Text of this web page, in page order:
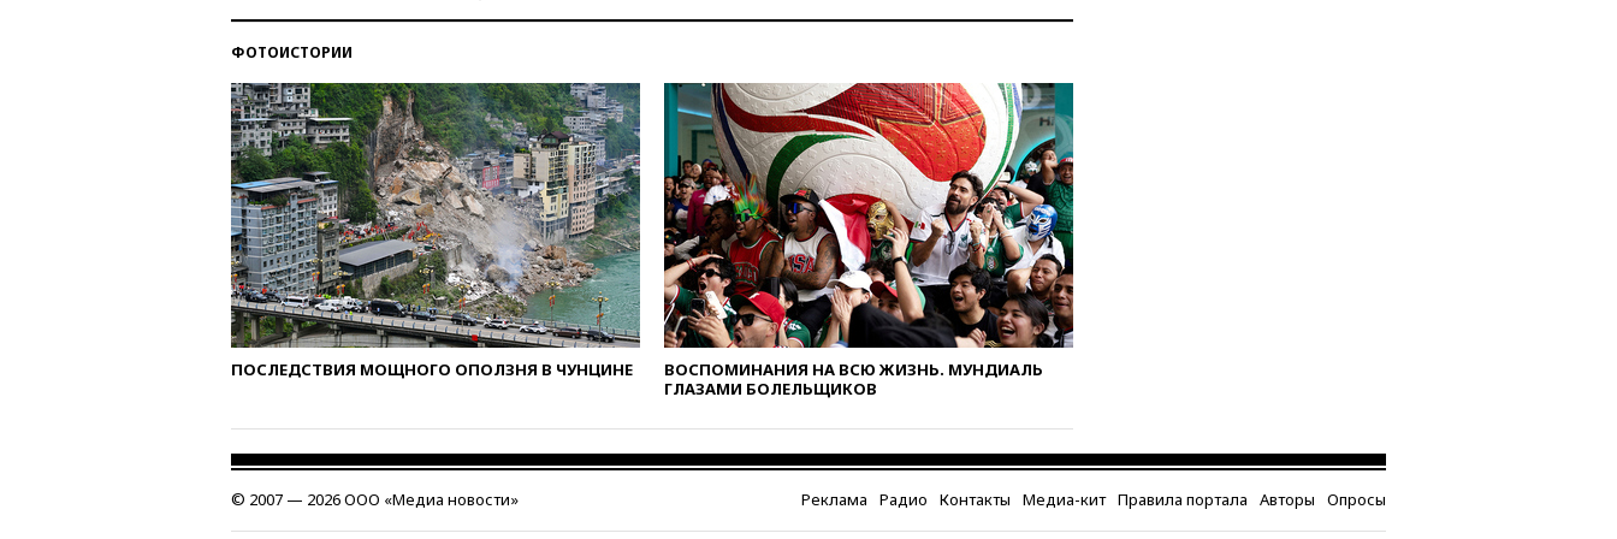
погибли в результате удара
вчера, 18:25Беспилотник
атаковал турецкий сухогруз у
побережья Новороссийска
вчера, 18:18Товарооборот
Китая и России вырос в этом
году более чем на четверть
вчера, 17:55Мужчина получил
ранения при атаке дрона на
Белгородскую область
вчера, 17:48Bloomberg:
авиакомпании США обязали
проверить самолеты Boeing на
наличие трещин
падении из окна десятого
ФОТОИСТОРИИ
ПОСЛЕДСТВИЯ МОЩНОГО ОПОЛЗНЯ В ЧУНЦИНЕ
ВОСПОМИНАНИЯ НА ВСЮ ЖИЗНЬ. МУНДИАЛЬ
ГЛАЗАМИ БОЛЕЛЬЩИКОВ
© 2007 — 2026 ООО «Медиа новости» Реклама Радио Контакты Медиа-кит Правила портала Авторы Опросы